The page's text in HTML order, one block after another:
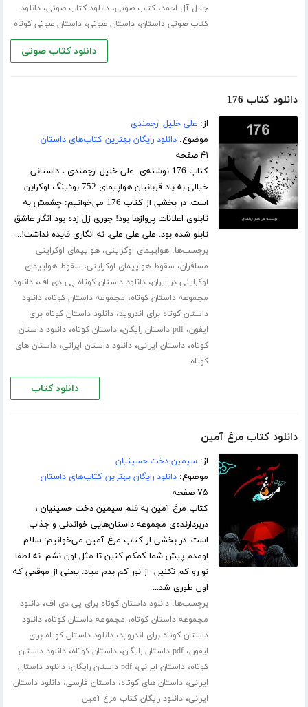
جلال آل احمد،کتاب صوتی،دانلود کتاب صوتی،دانلود
کتاب صوتی داستان،داستان صوتی،داستان صوتی کوتاه
دانلود کتاب صوتی
دانلود کتاب 176
از: علی خلیل ارجمندی
موضوع:دانلود رایگان بهترین کتاب‌های داستان
۴۱ صفحه
کتاب 176 نوشته‌ی علی خلیل ارجمندی ، داستانی
خیالی به یاد قربانیان هواپیمای 752 بوئینگ اوکراین
است. در بخشی از کتاب 176 می‌خوانیم: چشمش به
تابلوی اعلانات پرواز‌ها بود! جوری زل زده بود انگار عاشق
تابلو شده بود. علی علی علی. نه انگاری فایده نداشت!...
برچسب‌ها:هواپیمای اوکراینی،هواپیمای اوکراینی
مسافران، سقوط هواپیمای اوکراینی، سقوط هواپیمای
اوکراینی در ایران،دانلود داستان کوتاه پی دی اف،دانلود
مجموعه داستان کوتاه، مجموعه داستان کوتاه،دانلود
داستان کوتاه برای اندروید،دانلود داستان کوتاه برای
ایفون،pdf داستان رایگان ،داستان کوتاه،دانلود داستان
کوتاه،داستان ایرانی،دانلود داستان ایرانی،داستان های
کوتاه
دانلود کتاب
دانلود کتاب مرغ آمین
از:سیمین دخت حسینیان
موضوع:دانلود رایگان بهترین کتاب‌های داستان
۷۵ صفحه
کتاب مرغ آمین به قلم سیمین دخت حسینیان ،
دربردارنده‌ی مجموعه داستان‌هایی خواندنی و جذاب
است. در بخشی از کتاب مرغ آمین می‌خوانیم: سلام.
اومدم پیش شما کمکم کنین تا مثل اون نشم. نه لطفا
نو رو کم نکنین. از نور کم بدم میاد. یعنی از موقعی که
اون طوری شد...
برچسب‌ها:دانلود داستان کوتاه برای پی دی اف،دانلود
مجموعه داستان کوتاه، مجموعه داستان کوتاه،دانلود
داستان کوتاه برای اندروید،دانلود داستان کوتاه برای
ایفون،pdf داستان رایگان ،داستان کوتاه،دانلود داستان
کوتاه،داستان ایرانی،pdf داستان رایگان ،دانلود داستان
ایرانی،داستان های کوتاه،داستان فارسی،دانلود داستان
ایرانی،دانلود رایگان کتاب مرغ آمین